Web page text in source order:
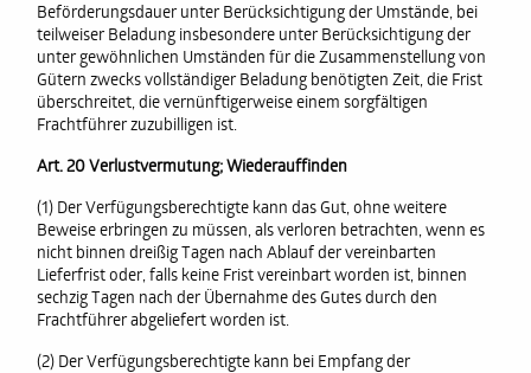
Beförderungsdauer unter Berücksichtigung der Umstände, bei
teilweiser Beladung insbesondere unter Berücksichtigung der
unter gewöhnlichen Umständen für die Zusammenstellung von
Gütern zwecks vollständiger Beladung benötigten Zeit, die Frist
überschreitet, die vernünftigerweise einem sorgfältigen
Frachtführer zuzubilligen ist.
Art. 20 Verlustvermutung; Wiederauffinden
(1) Der Verfügungsberechtigte kann das Gut, ohne weitere
Beweise erbringen zu müssen, als verloren betrachten, wenn es
nicht binnen dreißig Tagen nach Ablauf der vereinbarten
Lieferfrist oder, falls keine Frist vereinbart worden ist, binnen
sechzig Tagen nach der Übernahme des Gutes durch den
Frachtführer abgeliefert worden ist.
(2) Der Verfügungsberechtigte kann bei Empfang der